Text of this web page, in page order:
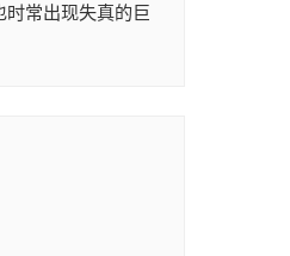
常出现失真的巨